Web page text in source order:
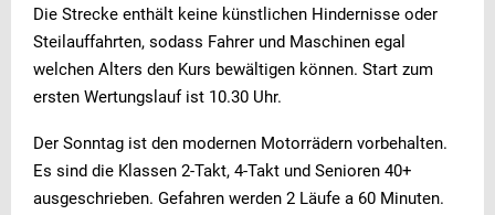
Die Strecke enthält keine künstlichen Hindernisse oder
Steilauffahrten, sodass Fahrer und Maschinen egal
welchen Alters den Kurs bewältigen können. Start zum
ersten Wertungslauf ist 10.30 Uhr.
Der Sonntag ist den modernen Motorrädern vorbehalten.
Es sind die Klassen 2-Takt, 4-Takt und Senioren 40+
ausgeschrieben. Gefahren werden 2 Läufe a 60 Minuten.